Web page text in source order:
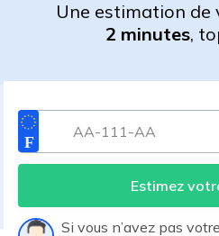
Une estimation de
2 minutes,
Estimez
Si vous n’avez pas